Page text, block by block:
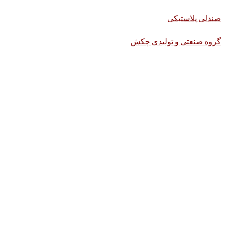
صندلی پلاستیکی
گروه صنعتی و تولیدی چکش